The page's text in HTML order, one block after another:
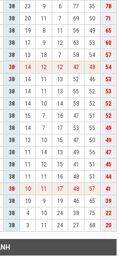
38 23 9 6 77 35
78
38 20 11 7 69 50
71
38 19 8 11 56 49
65
38 17 9 12 63 53
60
38 13 18 7 58 54
57
38 14 12 12 42 48
54
38 14 11 13 52 46
53
38 14 11 13 55 52
53
38 14 10 14 58 52
52
38 15 7 16 47 51
52
38 14 7 17 53 55
49
38 13 10 15 47 50
49
38 11 14 13 49 56
47
38 11 12 15 41 51
45
38 11 11 16 48 51
44
38 10 11 17 48 57
41
38 10 9 19 46 65
39
38 4 10 24 38 75
22
38 3 11 24 27 68 20